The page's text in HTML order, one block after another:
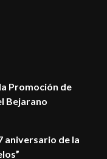
Promoción de
Bejarano
aniversario de la